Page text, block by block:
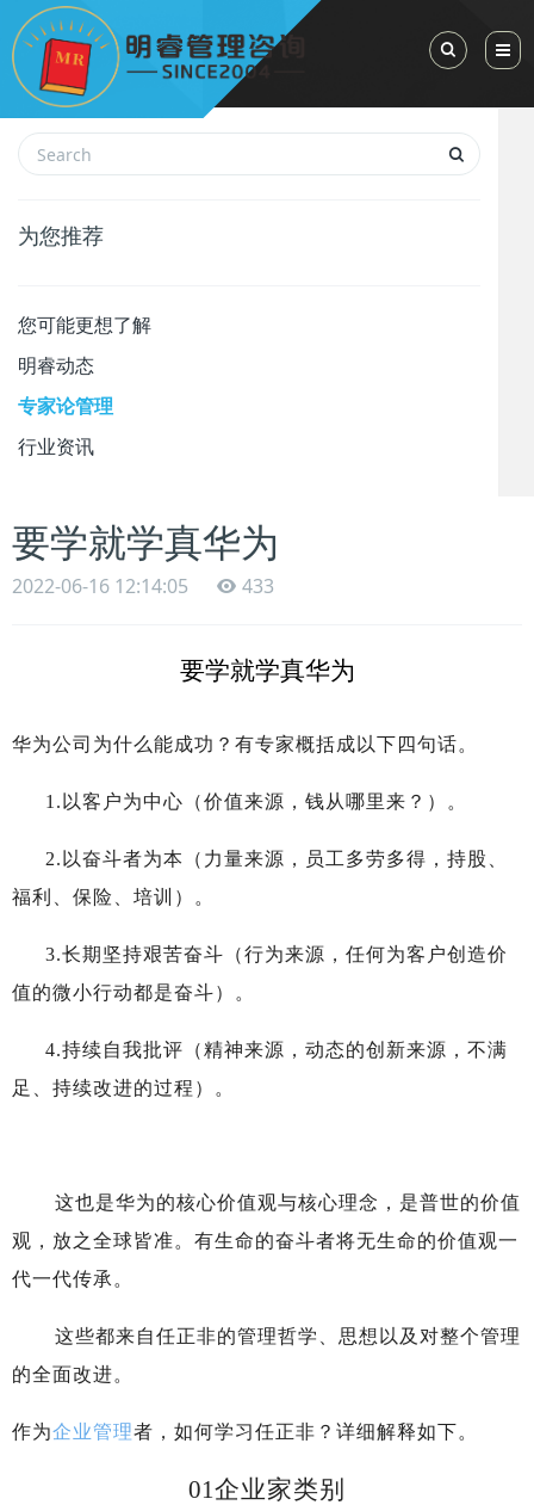
Toggle
为您推荐
您可能更想了解
明睿动态
专家论管理
行业资讯
要学就学真华为
2022-06-16 12:14:05 433
要学就学真华为
华为公司为什么能成功？有专家概括成以下四句话。
1. 以客户为中心（价值来源，钱从哪里来？）。
2. 以奋斗者为本（力量来源，员工多劳多得，持股、
福利、保险、培训）。
3.长期坚持艰苦奋斗（行为来源，任何为客户创造价
值的微小行动都是奋斗）。
4.持续自我批评（精神来源，动态的创新来源，不满
足、持续改进的过程）。
这也是华为的核心价值观与核心理念，是普世的价值
观，放之全球皆准。有生命的奋斗者将无生命的价值观一
代一代传承。
这些都来自任正非的管理哲学、思想以及对整个管理
的全面改进。
作为企业管理者，如何学习任正非？详细解释如下。
01企业家类别